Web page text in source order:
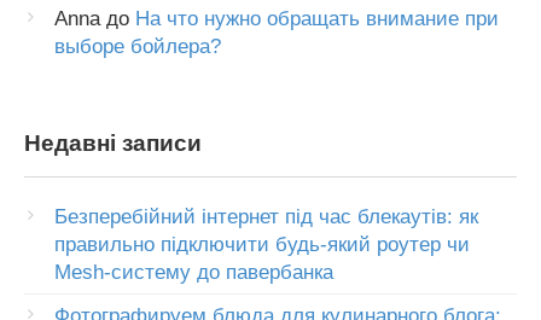
Annaдо На что нужно обращать внимание при
выборе бойлера?
Недавні записи
Безперебійний інтернет під час блекаутів: як
правильно підключити будь-який роутер чи
Mesh-систему до павербанка